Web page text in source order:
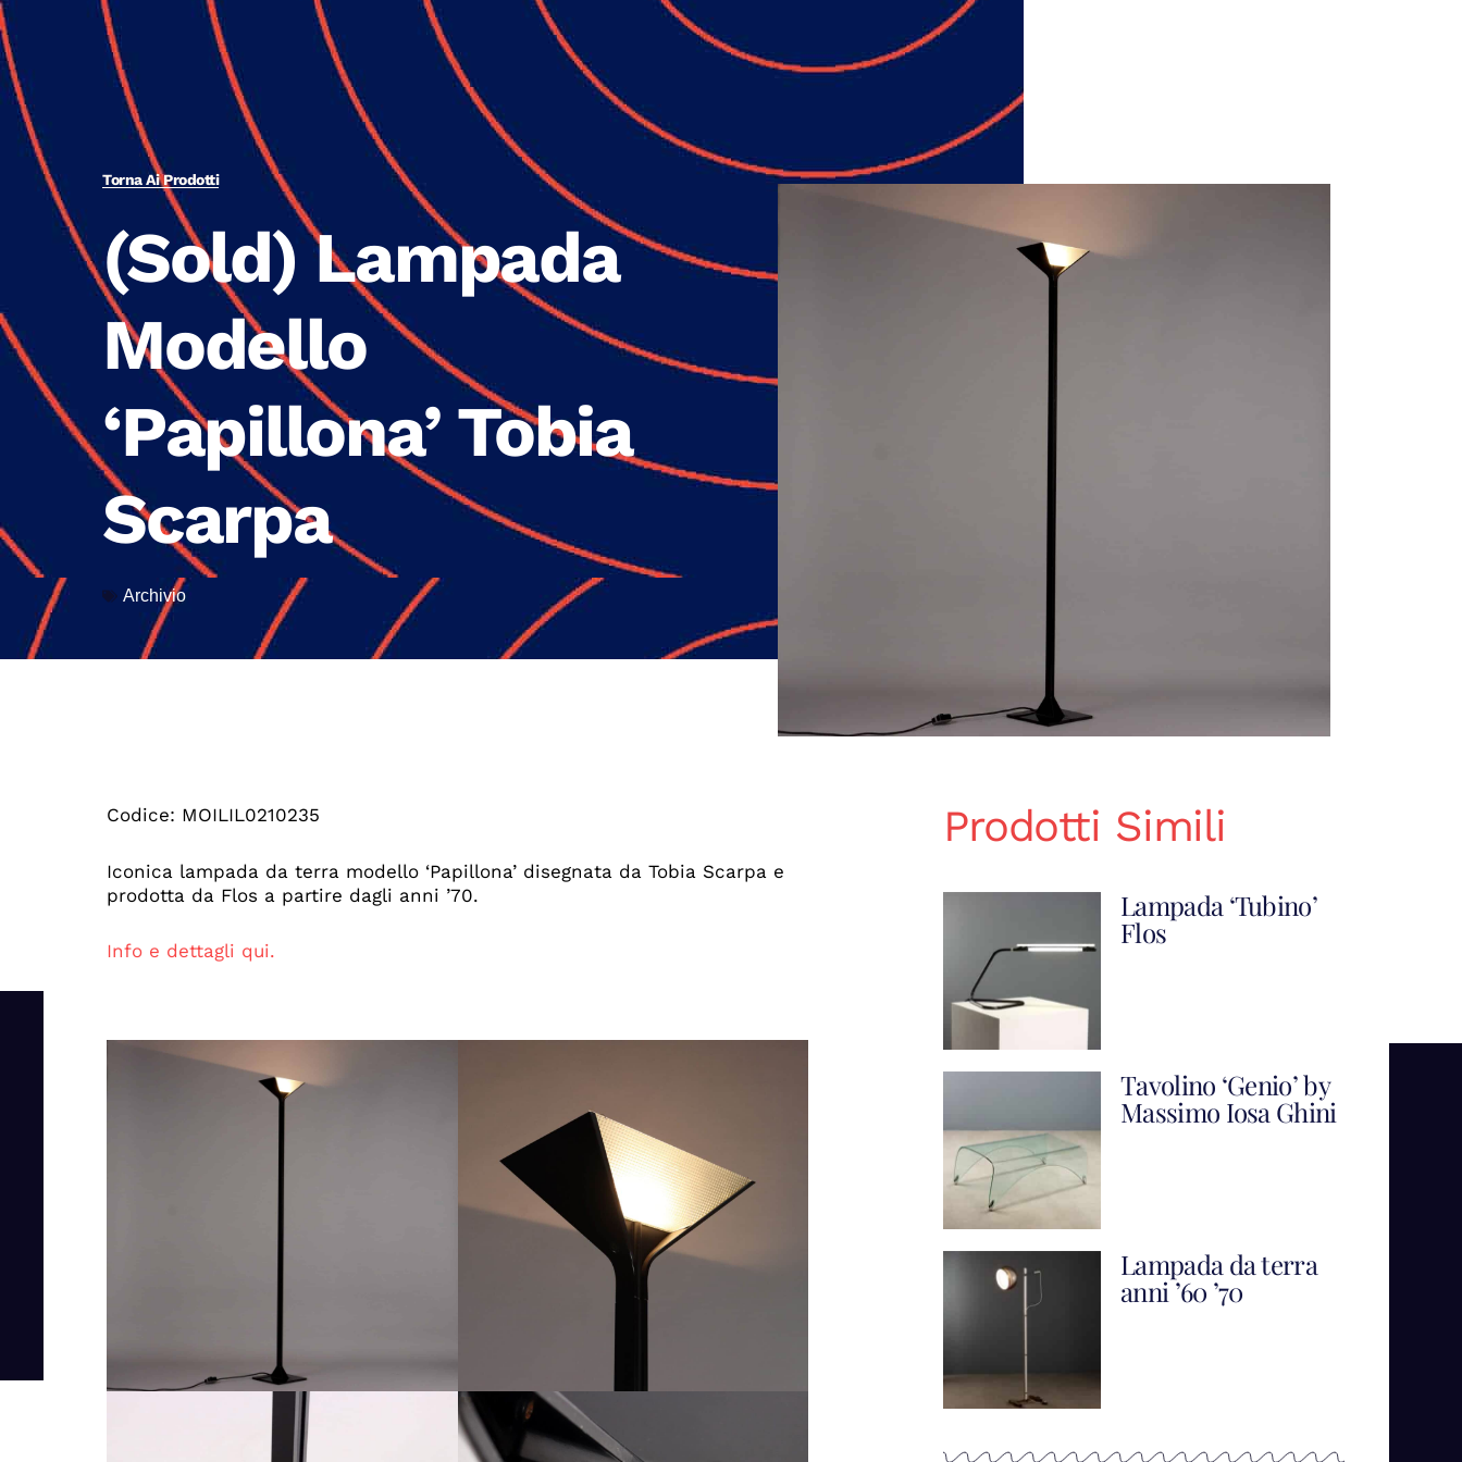
Torna Ai Prodotti
(Sold) Lampada
Modello
‘Papillona’ Tobia
Scarpa
Archivio
Codice: MOILIL0210235
Iconica lampada da terra modello ‘Papillona’ disegnata da Tobia Scarpa e
prodotta da Flos a partire dagli anni ’70.
Info e dettagli qui.
Prodotti Simili
Lampada ‘Tubino’
Flos
Tavolino ‘Genio’ by
Massimo Iosa Ghini
Lampada da terra
anni ’60 ’70